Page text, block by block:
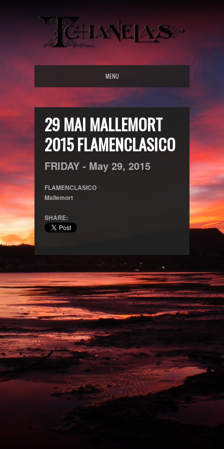
MENU
29 MAI MALLEMORT
2015 FLAMENCLASICO
FRIDAY - May 29, 2015
FLAMENCLASICO
Mallemort
SHARE: